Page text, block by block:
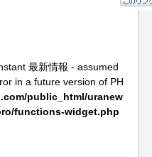
最新情報 - assumed
in a future version of PH
public_html/uranew
functions-widget.php